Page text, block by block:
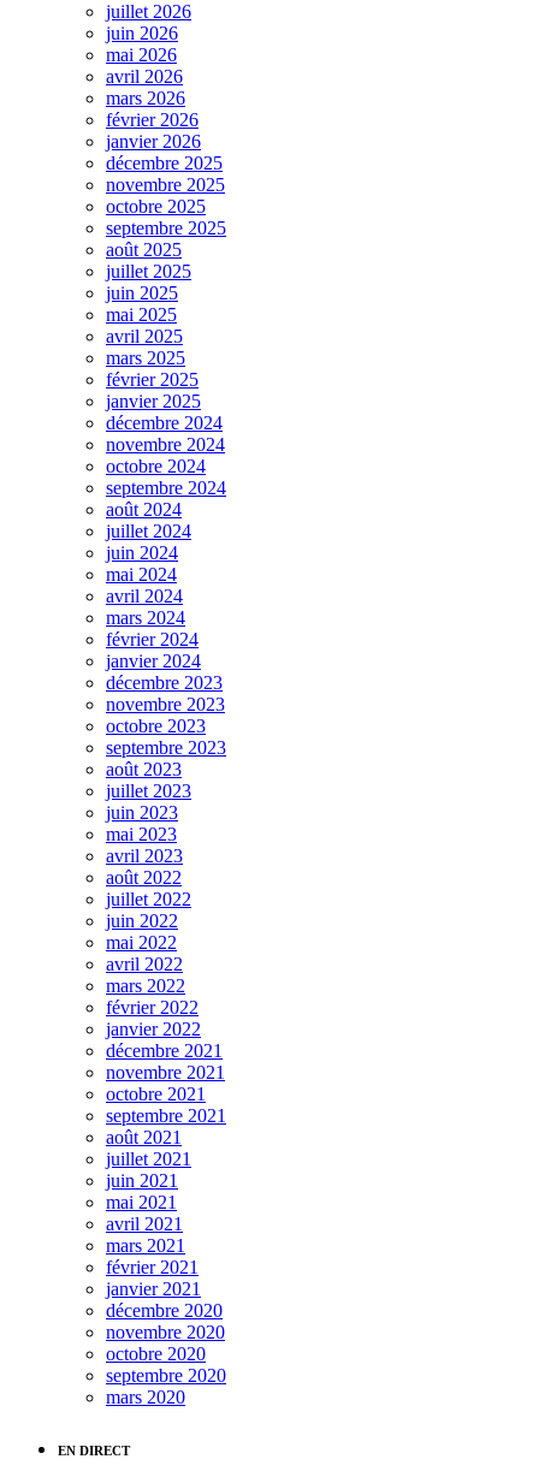
juillet 2026
juin 2026
mai 2026
avril 2026
mars 2026
février 2026
janvier 2026
décembre 2025
novembre 2025
octobre 2025
septembre 2025
août 2025
juillet 2025
juin 2025
mai 2025
avril 2025
mars 2025
février 2025
janvier 2025
décembre 2024
novembre 2024
octobre 2024
septembre 2024
août 2024
juillet 2024
juin 2024
mai 2024
avril 2024
mars 2024
février 2024
janvier 2024
décembre 2023
novembre 2023
octobre 2023
septembre 2023
août 2023
juillet 2023
juin 2023
mai 2023
avril 2023
août 2022
juillet 2022
juin 2022
mai 2022
avril 2022
mars 2022
février 2022
janvier 2022
décembre 2021
novembre 2021
octobre 2021
septembre 2021
août 2021
juillet 2021
juin 2021
mai 2021
avril 2021
mars 2021
février 2021
janvier 2021
décembre 2020
novembre 2020
octobre 2020
septembre 2020
mars 2020
EN DIRECT